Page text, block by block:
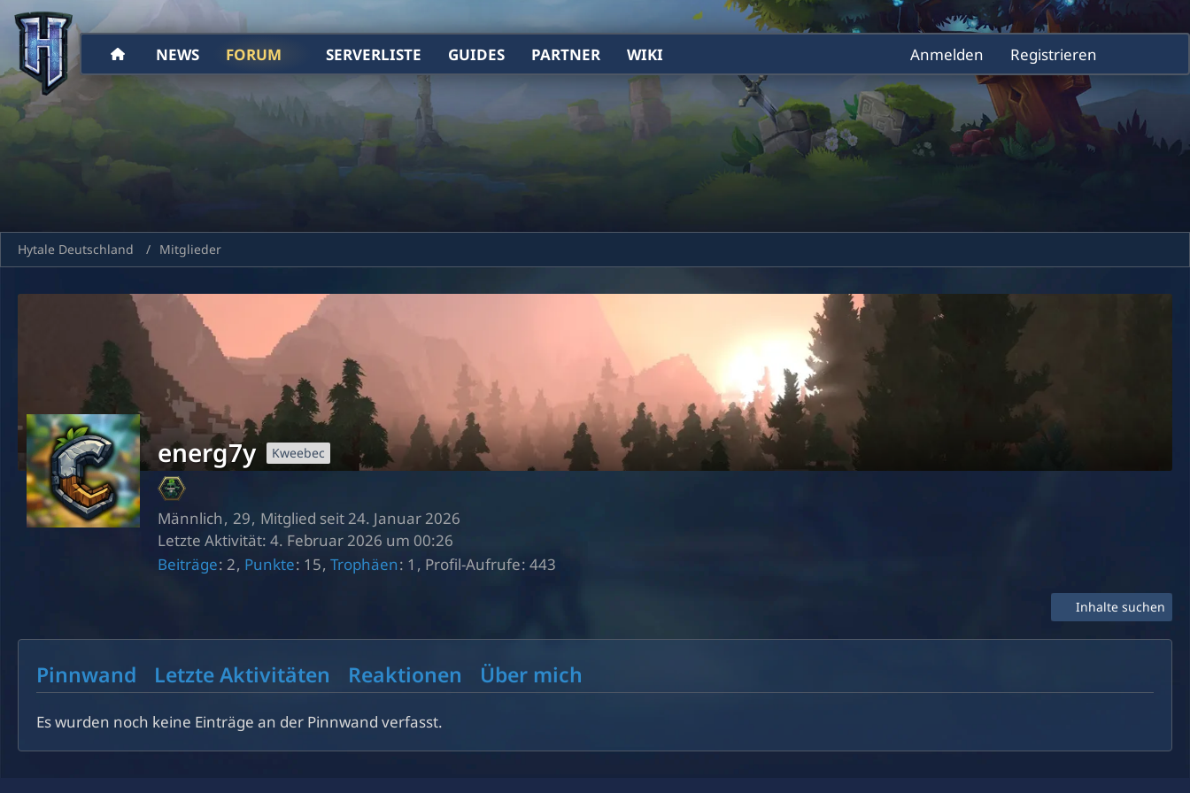
NEWS FORUM SERVERLISTE GUIDES PARTNER WIKI Anmelden Registrieren
Hytale Deutschland Mitglieder
energ7y Kweebec
Männlich 29 Mitglied seit 24. Januar 2026
Letzte Aktivität: 4. Februar 2026 um 00:26
Beiträge 2 Punkte 15 Trophäen 1 Profil-Aufrufe 443
Inhalte suchen
Pinnwand Letzte Aktivitäten Reaktionen Über mich
Es wurden noch keine Einträge an der Pinnwand verfasst.